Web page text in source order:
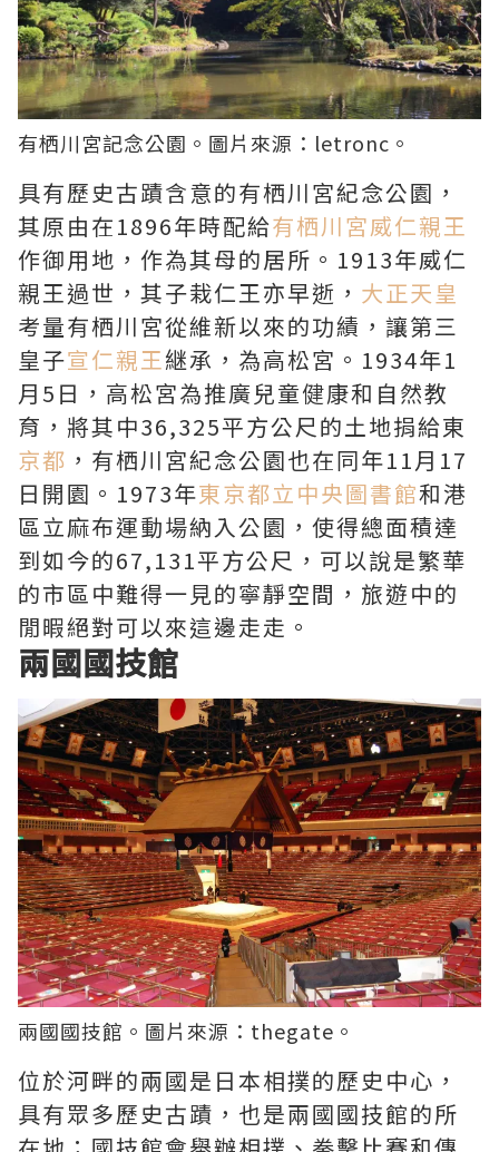
有栖川宮記念公園。圖片來源： letronc 。
具有歷史古蹟含意的有栖川宮紀念公園，
其原由在1896年時配給有栖川宮威仁親王
作御用地，作為其母的居所。1913年威仁
親王過世，其子栽仁王亦早逝， 大正天皇
考量有栖川宮從維新以來的功績，讓第三
皇子宣仁親王継承，為高松宮。1934年1
月5日，高松宮為推廣兒童健康和自然教
育，將其中36,325平方公尺的土地捐給東
京都 ，有栖川宮紀念公園也在同年11月17
日開園。1973年東京都立中央圖書館和港
區立麻布運動場納入公園，使得總面積達
到如今的67,131平方公尺，可以說是繁華
的市區中難得一見的寧靜空間，旅遊中的
閒暇絕對可以來這邊走走。
兩國國技館
兩國國技館。圖片來源： thegate 。
位於河畔的兩國是日本相撲的歷史中心，
具有眾多歷史古蹟，也是兩國國技館的所